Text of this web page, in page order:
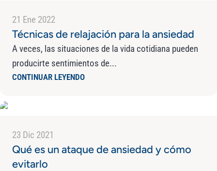
21 Ene 2022
Técnicas de relajación para la ansiedad
A veces, las situaciones de la vida cotidiana pueden
producirte sentimientos de...
CONTINUAR LEYENDO
23 Dic 2021
Qué es un ataque de ansiedad y cómo
evitarlo